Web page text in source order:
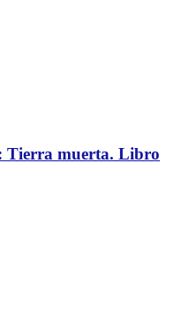
Tierra muerta. Libro